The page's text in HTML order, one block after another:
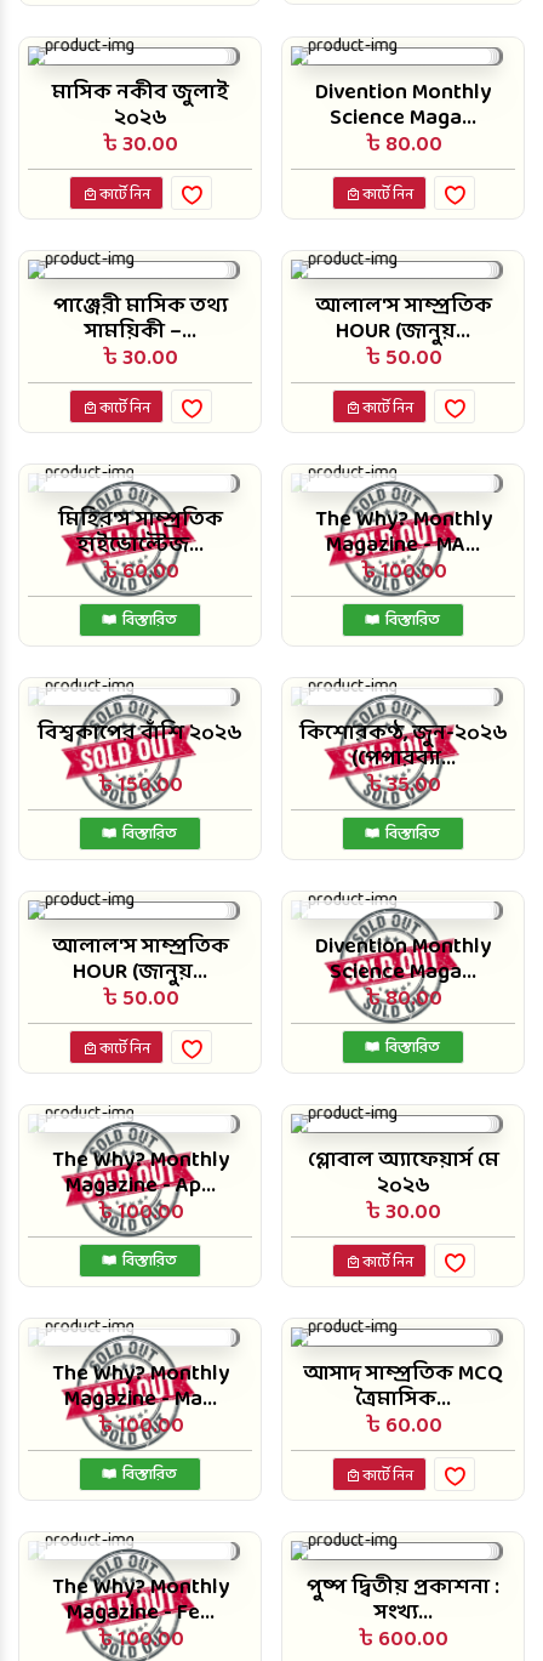
মাসিক নকীব জুলাই
২০২৬
৳ 30.00
কার্টে নিন
Divention Monthly
Science Maga...
৳ 80.00
কার্টে নিন
পাঞ্জেরী মাসিক তথ্য
সাময়িকী –...
৳ 30.00
কার্টে নিন
আলাল'স সাম্প্রতিক
HOUR (জানুয়...
৳ 50.00
কার্টে নিন
মিহির'স সাম্প্রতিক
হাইভোল্টেজ...
৳ 60.00
বিস্তারিত
The Why? Monthly
Magazine - MA...
৳ 100.00
বিস্তারিত
বিশ্বকাপের বাঁশি ২০২৬
৳ 150.00
বিস্তারিত
কিশোরকণ্ঠ, জুন-২০২৬
(পেপারব্যা...
৳ 35.00
বিস্তারিত
আলাল'স সাম্প্রতিক
HOUR (জানুয়...
৳ 50.00
কার্টে নিন
Divention Monthly
Science Maga...
৳ 80.00
বিস্তারিত
The Why? Monthly
Magazine - Ap...
৳ 100.00
বিস্তারিত
গ্লোবাল অ্যাফেয়ার্স মে
২০২৬
৳ 30.00
কার্টে নিন
The Why? Monthly
Magazine - Ma...
৳ 100.00
বিস্তারিত
আসাদ সাম্প্রতিক MCQ
ত্রৈমাসিক...
৳ 60.00
কার্টে নিন
The Why? Monthly
Magazine - Fe...
৳ 100.00
পুষ্প দ্বিতীয় প্রকাশনা :
সংখ্য...
৳ 600.00